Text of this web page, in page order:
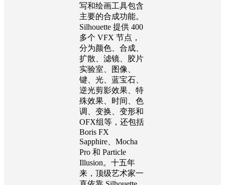
写和绘画工具包含
主要的合成功能。
Silhouette 提供 400
多个 VFX 节点，
分为颜色、合成、
扩散、滤镜、胶片
实验室、图像、
键、光、蓝宝石、
逆光剪影效果、特
殊效果、时间、色
调、变换、变形和
OFX组等，还包括
Boris FX
Sapphire、Mocha
Pro 和 Particle
Illusion。十五年
来，顶级艺术家一